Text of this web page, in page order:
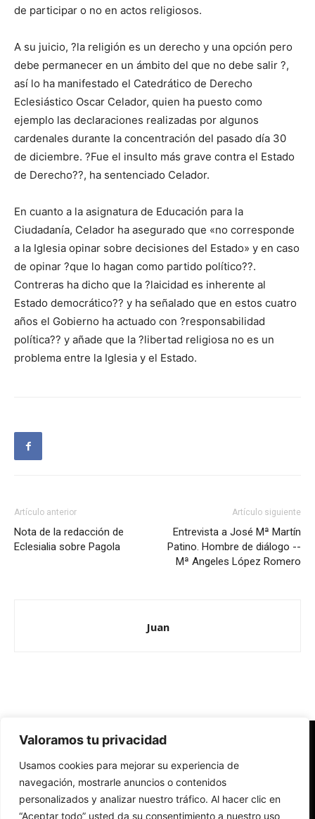
Valoramos tu privacidad
Usamos cookies para mejorar su experiencia de
navegación, mostrarle anuncios o contenidos
personalizados y analizar nuestro tráfico. Al hacer clic en
“Aceptar todo” usted da su consentimiento a nuestro uso
de participar o no en actos religiosos.
A su juicio, ?la religión es un derecho y una opción pero
debe permanecer en un ámbito del que no debe salir ?,
así lo ha manifestado el Catedrático de Derecho
Eclesiástico Oscar Celador, quien ha puesto como
ejemplo las declaraciones realizadas por algunos
cardenales durante la concentración del pasado día 30
de diciembre. ?Fue el insulto más grave contra el Estado
de Derecho??, ha sentenciado Celador.
En cuanto a la asignatura de Educación para la
Ciudadanía, Celador ha asegurado que «no corresponde
a la Iglesia opinar sobre decisiones del Estado» y en caso
de opinar ?que lo hagan como partido político??.
Contreras ha dicho que la ?laicidad es inherente al
Estado democrático?? y ha señalado que en estos cuatro
años el Gobierno ha actuado con ?responsabilidad
política?? y añade que la ?libertad religiosa no es un
problema entre la Iglesia y el Estado.
Artículo anterior
Nota de la redacción de
Eclesialia sobre Pagola
Artículo siguiente
Entrevista a José Mª Martín
Patino. Hombre de diálogo --
Mª Angeles López Romero
Juan
Redes Cristianas
Una mirada alternativa sobre la Iglesia católica y la sociedad
- Colectivos de Redes Cristianas